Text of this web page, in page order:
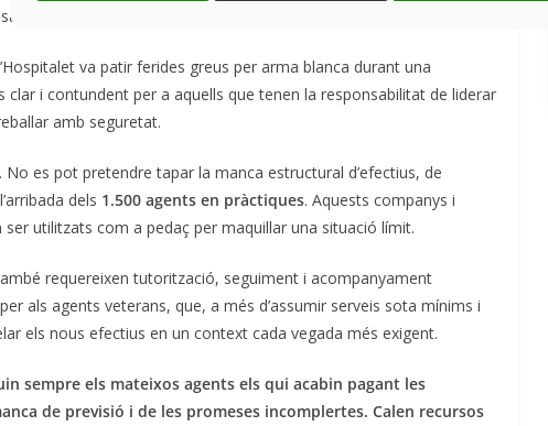
una solució real.
va patir ferides greus per arma blanca durant una
i contundent per a aquells que tenen la responsabilitat de liderar
amb seguretat.
es pot pretendre tapar la manca estructural d’efectius, de
dels 1.500 agents en pràctiques. Aquests companys i
utilitzats com a pedaç per maquillar una situació límit.
requereixen tutorització, seguiment i acompanyament
als agents veterans, que, a més d’assumir serveis sota mínims i
els nous efectius en un context cada vegada més exigent.
sempre els mateixos agents els qui acabin pagant les
de previsió i de les promeses incomplertes. Calen recursos